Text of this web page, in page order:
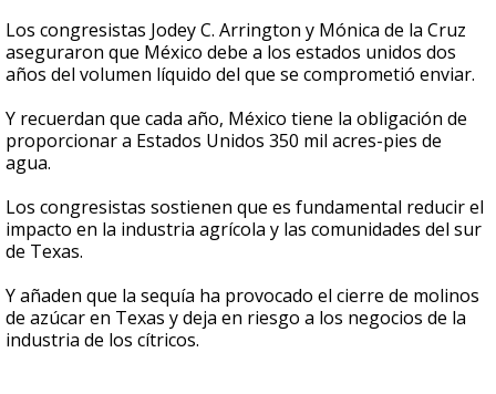
Los congresistas Jodey C. Arrington y Mónica de la Cruz
aseguraron que México debe a los estados unidos dos
años del volumen líquido del que se comprometió enviar.
Y recuerdan que cada año, México tiene la obligación de
proporcionar a Estados Unidos 350 mil acres-pies de
agua.
Los congresistas sostienen que es fundamental reducir el
impacto en la industria agrícola y las comunidades del sur
de Texas.
Y añaden que la sequía ha provocado el cierre de molinos
de azúcar en Texas y deja en riesgo a los negocios de la
industria de los cítricos.